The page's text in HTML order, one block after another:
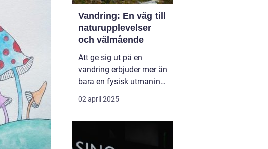
Vandring: En väg till
naturupplevelser
och välmående
Att ge sig ut på en
vandring erbjuder mer än
bara en fysisk utmaning;
det är en möjlighet att
återknyta kontakten med
Oavsett om det handlar
02 april 2025